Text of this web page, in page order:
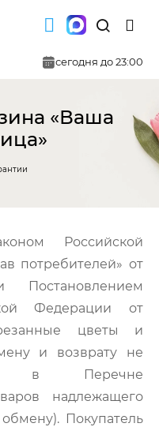
сегодня до 23:00
«Ваша
Российской
потребителей» от
Федерации от
цветы и
и возврату не
в Перечне
надлежащего
Покупатель